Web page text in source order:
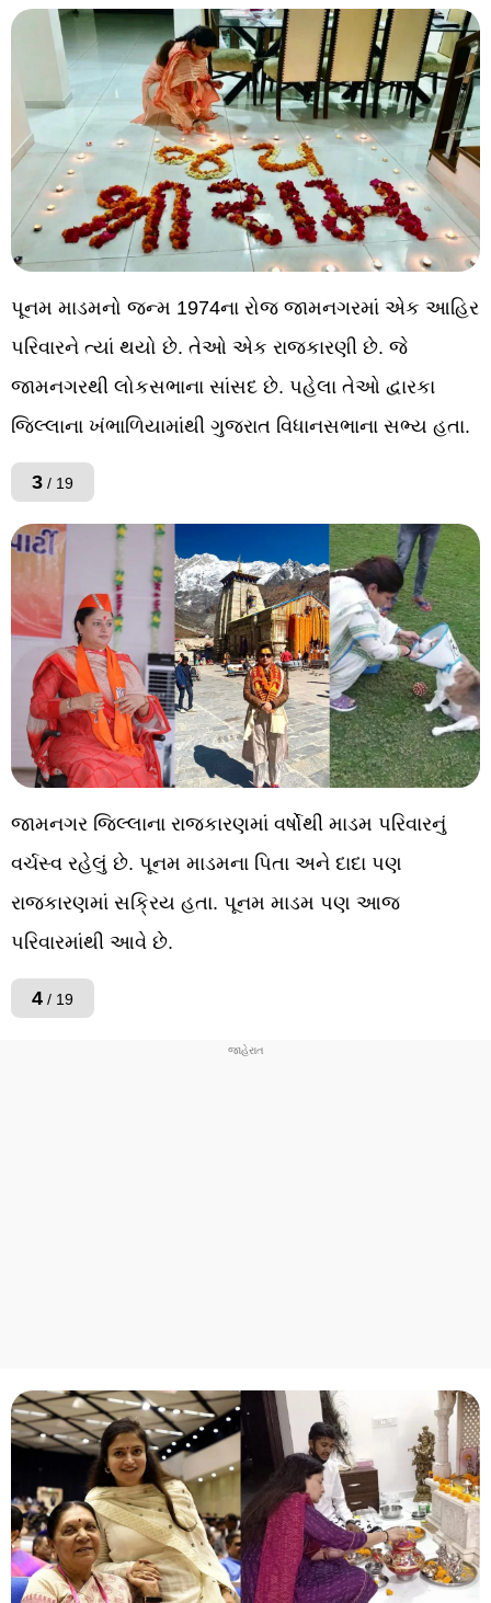
પૂનમ માડમનો જન્મ 1974ના રોજ જામનગરમાં એક આહિર
પરિવારને ત્યાં થયો છે. તેઓ એક રાજકારણી છે. જે
જામનગરથી લોકસભાના સાંસદ છે. પહેલા તેઓ દ્વારકા
જિલ્લાના ખંભાળિયામાંથી ગુજરાત વિધાનસભાના સભ્ય હતા.
3 / 19
જામનગર જિલ્લાના રાજકારણમાં વર્ષોથી માડમ પરિવારનું
વર્ચસ્વ રહેલું છે. પૂનમ માડમના પિતા અને દાદા પણ
રાજકારણમાં સક્રિય હતા. પૂનમ માડમ પણ આજ
પરિવારમાંથી આવે છે.
4 / 19